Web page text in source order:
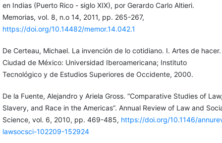
en Indias (Puerto Rico - siglo XIX), por Gerardo Carlo Altieri.
Memorias, vol. 8, n.o 14, 2011, pp. 265-267,
https://doi.org/10.14482/memor.14.042.1
De Certeau, Michael. La invención de lo cotidiano. I. Artes de hacer.
Ciudad de México: Universidad Iberoamericana; Instituto
Tecnológico y de Estudios Superiores de Occidente, 2000.
De la Fuente, Alejandro y Ariela Gross. “Comparative Studies of
Slavery, and Race in the Americas”. Annual Review of Law and
Science, vol. 6, 2010, pp. 469-485, https://doi.org/10.1146/
lawsocsci-102209-152924